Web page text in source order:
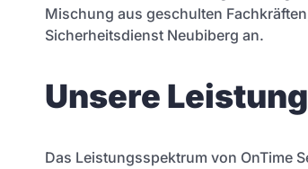
Mischung aus geschulten
Sicherheitsdienst Neubiberg an.
Unsere
Das Leistungsspektrum von OnTime